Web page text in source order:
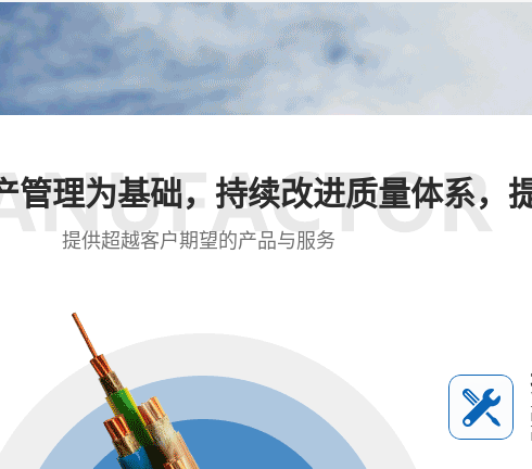
管理为基础，持续改进质量体系，
提供超越客户期望的产品与服务